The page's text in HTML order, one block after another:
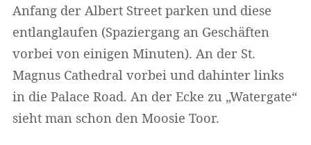
Anfang der Albert Street parken und diese
entlanglaufen (Spaziergang an Geschäften
vorbei von einigen Minuten). An der St.
Magnus Cathedral vorbei und dahinter links
in die Palace Road. An der Ecke zu „Watergate“
sieht man schon den Moosie Toor.